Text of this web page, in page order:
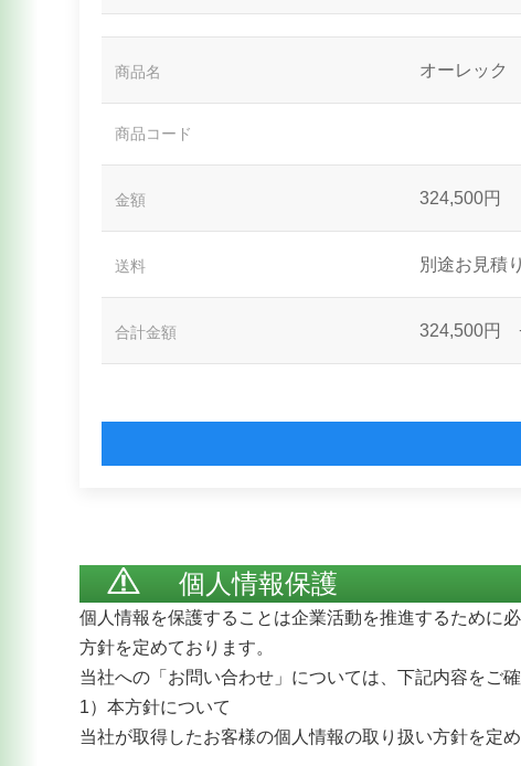
商品名 オーレッ
商品コード
金額 324,500円
送料 別途お見積り
合計金額 324,500円
個人情報保護
個人情報を保護することは企業活動を推進するために
方針を定めております。
当社への「お問い合わせ」については、下記内容をご
1）本方針について
当社が取得したお客様の個人情報の取り扱い方針を定め